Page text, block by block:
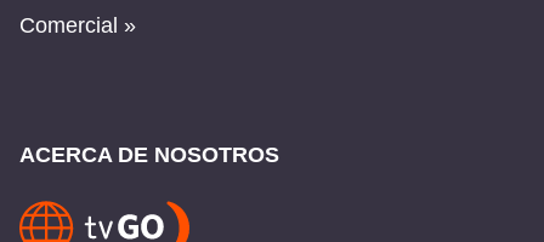
Comercial »
ACERCA DE NOSOTROS